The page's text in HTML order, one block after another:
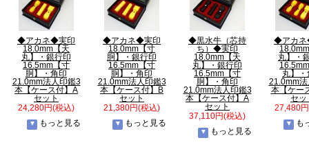
◆アカネ◆実印
18.0mm【天
丸】・銀行印
16.5mm【寸
胴】・角印
21.0mm法人印鑑3
本【ケース付】A
セット
24,280円(税込)
もっと見る
◆アカネ◆実印
18.0mm【寸
胴】・銀行印
16.5mm【寸
胴】・角印
21.0mm法人印鑑3
本【ケース付】B
セット
21,380円(税込)
もっと見る
◆黒水牛（芯持
ち）◆実印
18.0mm【天
丸】・銀行印
16.5mm【寸
胴】・角印
21.0mm法人印鑑3
本【ケース付】A
セット
37,110円(税込)
もっと見る
◆アカ
丸】・
丸】・
21.0mm
本【ケー
セッ
27,480
も